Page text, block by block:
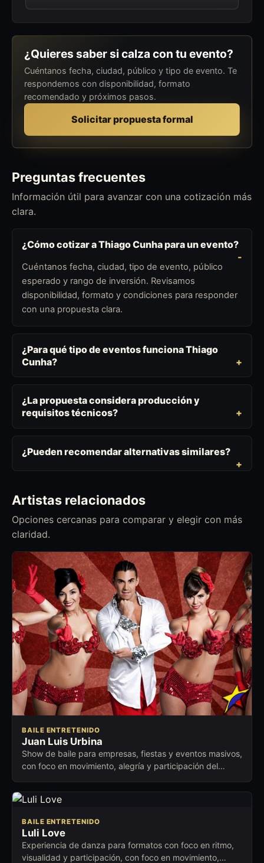
¿Quieres saber si calza con tu evento?
Cuéntanos fecha, ciudad, público y tipo de evento. Te
respondemos con disponibilidad, formato
recomendado y próximos pasos.
Solicitar propuesta formal
Preguntas frecuentes
Información útil para avanzar con una cotización más
clara.
¿Cómo cotizar a Thiago Cunha para un evento?
Cuéntanos fecha, ciudad, tipo de evento, público
esperado y rango de inversión. Revisamos
disponibilidad, formato y condiciones para responder
con una propuesta clara.
¿Para qué tipo de eventos funciona Thiago
Cunha?
¿La propuesta considera producción y
requisitos técnicos?
¿Pueden recomendar alternativas similares?
Artistas relacionados
Opciones cercanas para comparar y elegir con más
claridad.
BAILE ENTRETENIDO
Juan Luis Urbina
Show de baile para empresas, fiestas y eventos masivos,
con foco en movimiento, alegría y participación del
BAILE ENTRETENIDO
Luli Love
Experiencia de danza para formatos con foco en ritmo,
visualidad y participación, con foco en movimiento,